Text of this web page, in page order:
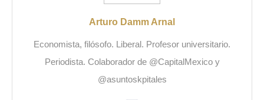
Arturo Damm Arnal
Economista, filósofo. Liberal. Profesor universitario.
Periodista. Colaborador de @CapitalMexico y
@asuntoskpitales